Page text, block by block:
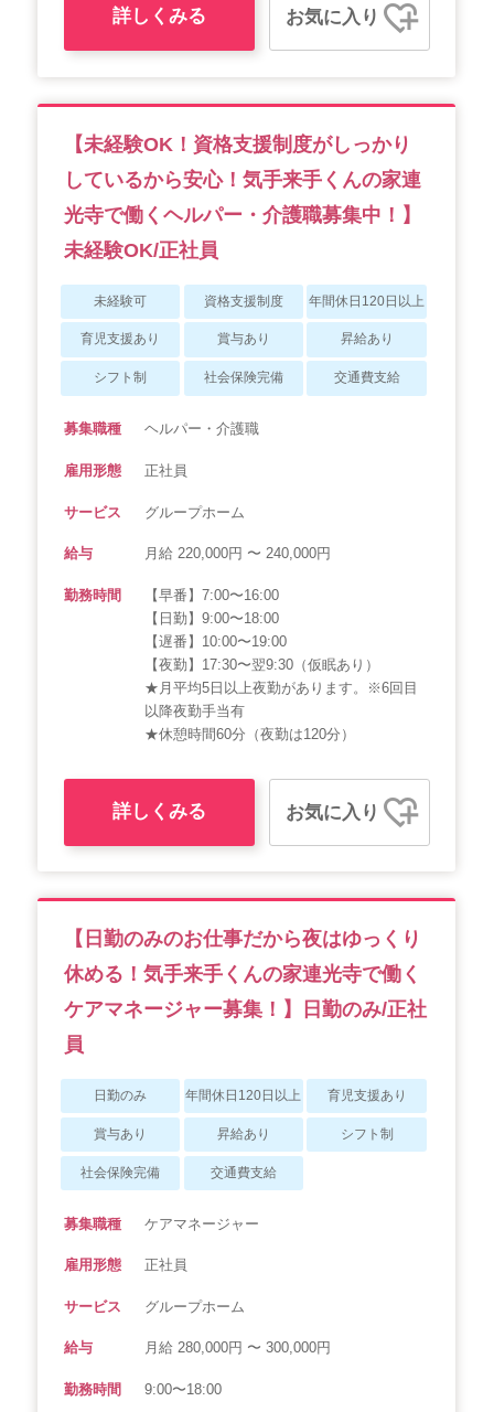
詳しくみる お気に入り
【未経験OK！資格支援制度がしっかり
しているから安心！気手来手くんの家連
光寺で働くヘルパー・介護職募集中！】
未経験OK/正社員
未経験可 資格支援制度 年間休日120日以上
育児支援あり 賞与あり 昇給あり
シフト制 社会保険完備 交通費支給
募集職種 ヘルパー・介護職
雇用形態 正社員
サービス グループホーム
給与 月給 220,000円 〜 240,000円
勤務時間
【早番】7:00〜16:00
【日勤】9:00〜18:00
【遅番】10:00〜19:00
【夜勤】17:30〜翌9:30（仮眠あり）
★月平均5日以上夜勤があります。※6回目
以降夜勤手当有
★休憩時間60分（夜勤は120分）
詳しくみる お気に入り
【日勤のみのお仕事だから夜はゆっくり
休める！気手来手くんの家連光寺で働く
ケアマネージャー募集！】日勤のみ/正社
員
日勤のみ 年間休日120日以上 育児支援あり
賞与あり 昇給あり シフト制
社会保険完備 交通費支給
募集職種 ケアマネージャー
雇用形態 正社員
サービス グループホーム
給与 月給 280,000円 〜 300,000円
勤務時間 9:00〜18:00